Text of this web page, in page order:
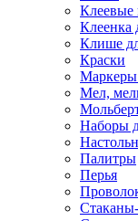
Клеевые
Клеенка
Клише
Краски
Маркеры
Мел,
Наборы
Палитры
Перья